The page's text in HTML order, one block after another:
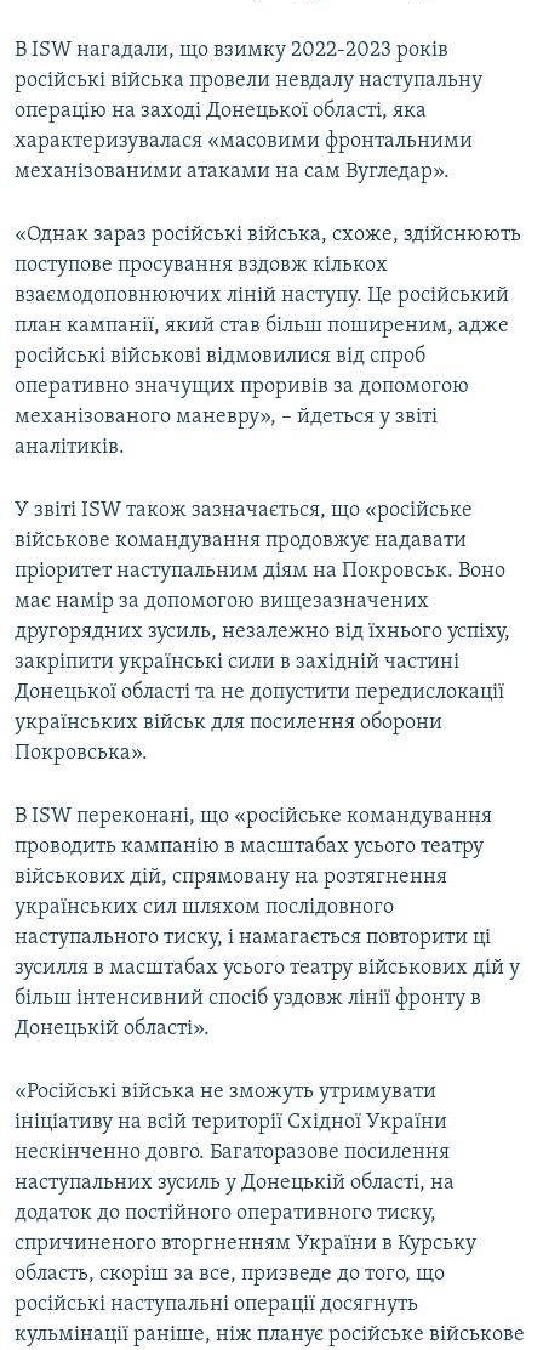
В ISW нагадали, що взимку 2022-2023 років
російські війська провели невдалу наступальну
операцію на заході Донецької області, яка
характеризувалася «масовими фронтальними
механізованими атаками на сам Вугледар».
«Однак зараз російські війська, схоже, здійснюють
поступове просування вздовж кількох
взаємодоповнюючих ліній наступу. Це російський
план кампанії, який став більш поширеним, адже
російські військові відмовилися від спроб
оперативно значущих проривів за допомогою
механізованого маневру», – йдеться у звіті
аналітиків.
У звіті ISW також зазначається, що «російське
військове командування продовжує надавати
пріоритет наступальним діям на Покровськ. Воно
має намір за допомогою вищезазначених
другорядних зусиль, незалежно від їхнього успіху,
закріпити українські сили в західній частині
Донецької області та не допустити передислокації
українських військ для посилення оборони
Покровська».
В ISW переконані, що «російське командування
проводить кампанію в масштабах усього театру
військових дій, спрямовану на розтягнення
українських сил шляхом послідовного
наступального тиску, і намагається повторити ці
зусилля в масштабах усього театру військових дій у
більш інтенсивний спосіб уздовж лінії фронту в
Донецькій області».
«Російські війська не зможуть утримувати
ініціативу на всій території Східної України
нескінченно довго. Багаторазове посилення
наступальних зусиль у Донецькій області, на
додаток до постійного оперативного тиску,
спричиненого вторгненням України в Курську
область, скоріш за все, призведе до того, що
російські наступальні операції досягнуть
кульмінації раніше, ніж планує російське військове